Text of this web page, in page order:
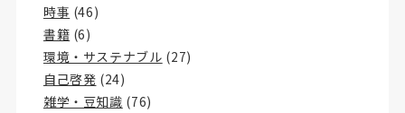
時事 (46)
書籍 (6)
環境・サステナブル (27)
自己啓発 (24)
雑学・豆知識 (76)